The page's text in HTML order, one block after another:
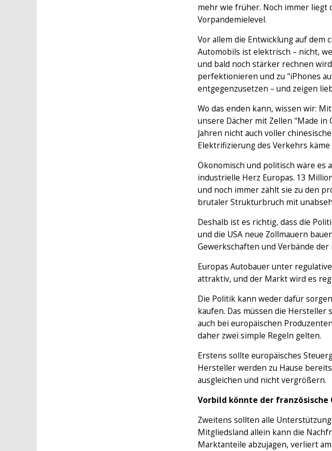
mehr wie früher. Noch immer liegt
Vorpandemielevel.
Vor allem die Entwicklung auf
Automobils ist elektrisch – nicht,
und bald noch stärker rechnen
perfektionieren und zu "iPhones
entgegenzusetzen – und zeigen
Wo das enden kann, wissen wir:
unsere Dächer mit Zellen "Made in
Jahren nicht auch voller
Elektrifizierung des Verkehrs
Ökonomisch und politisch wäre es
industrielle Herz Europas. 13
und noch immer zählt sie zu den
brutaler Strukturbruch mit
Deshalb ist es richtig, dass die
und die USA neue Zollmauern
Gewerkschaften und Verbände
Europas Autobauer unter
attraktiv, und der Markt wird es
Die Politik kann weder dafür
kaufen. Das müssen die Hersteller
auch bei europäischen
daher zwei simple Regeln gelten.
Erstens sollte europäisches
Hersteller werden zu Hause
ausgleichen und nicht vergrößern.
Vorbild könnte der französische
Zweitens sollten alle
Mitgliedsland allein kann die
Marktanteile abzujagen, verliert